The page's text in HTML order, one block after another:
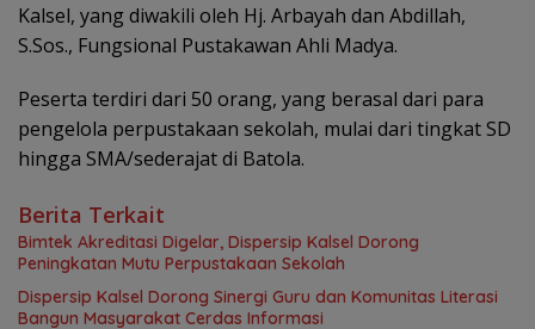
Kalsel, yang diwakili oleh Hj. Arbayah dan Abdillah,
S.Sos., Fungsional Pustakawan Ahli Madya.
Peserta terdiri dari 50 orang, yang berasal dari para
pengelola perpustakaan sekolah, mulai dari tingkat SD
hingga SMA/sederajat di Batola.
Berita Terkait
Bimtek Akreditasi Digelar, Dispersip Kalsel Dorong
Peningkatan Mutu Perpustakaan Sekolah
Dispersip Kalsel Dorong Sinergi Guru dan Komunitas Literasi
Bangun Masyarakat Cerdas Informasi